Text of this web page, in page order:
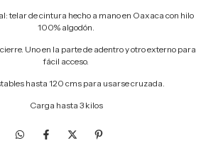
telar de cintura hecho a mano en Oaxaca con hilo
100% algodón.
Uno en la parte de adentro y otro externo para
fácil acceso.
hasta 120 cms para usarse cruzada.
Carga hasta 3 kilos